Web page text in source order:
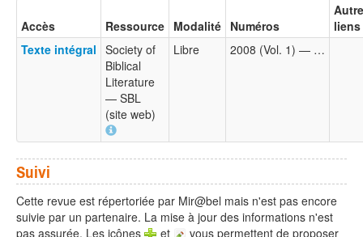
Accès Ressource Modalité Numéros
liens
Texte intégral Society of
Biblical
Literature
— SBL
(site web)
Libre 2008 (Vol. 1) — …
Suivi
Cette revue est répertoriée par Mir@bel mais n'est pas encore
suivie par un partenaire. La mise à jour des informations n'est
pas assurée. Les icônes
et
vous permettent de proposer